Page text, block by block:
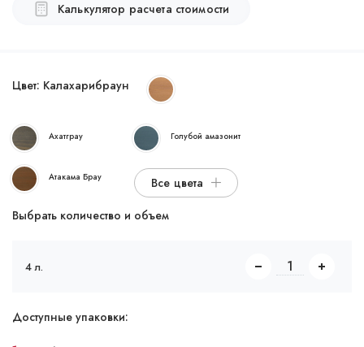
Калькулятор расчета стоимости
Цвет: Калахарибраун
Ахатграу Голубой амазонит
Атакама Брау
Все цвета
Выбрать количество и объем
4 л.
Доступные упаковки: